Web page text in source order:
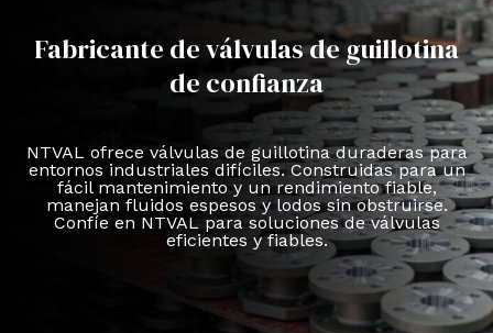
Fabricante de válvulas de guillotina
de confianza
NTVAL ofrece válvulas de guillotina duraderas para
entornos industriales difíciles. Construidas para un
fácil mantenimiento y un rendimiento fiable,
manejan fluidos espesos y lodos sin obstruirse.
Confíe en NTVAL para soluciones de válvulas
eficientes y fiables.